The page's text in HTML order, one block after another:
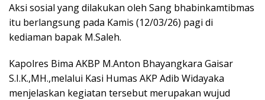
Aksi sosial yang dilakukan oleh Sang bhabinkamtibmas
itu berlangsung pada Kamis (12/03/26) pagi di
kediaman bapak M.Saleh.
Kapolres Bima AKBP M.Anton Bhayangkara Gaisar
S.I.K.,MH.,melalui Kasi Humas AKP Adib Widayaka
menjelaskan kegiatan tersebut merupakan wujud